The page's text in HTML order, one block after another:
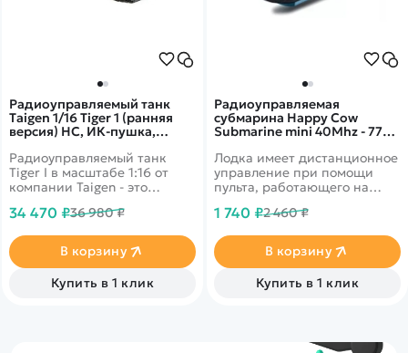
Радиоуправляемый танк
Taigen 1/16 Tiger 1 (ранняя
версия) HC, ИК-пушка,
TG3818-1C-BTR-IR3.0
Радиоуправляемый танк
Tiger I в масштабе 1:16 от
компании Taigen - это
модель, имеющая высокий
металлические компоненты.
Наиболее заметным
является шикарная ручная
роспись корпуса, что делает
34 470 ₽36 980 ₽
В корзину
Купить в 1 клик
Радиоуправляемая
субмарина Happy Cow
Submarine mini 40Mhz - 777-
Лодка имеет дистанционное
управление при помощи
пульта, работающего на
водонепроницаемый корпус,
всплывать на поверхность.
1 740 ₽2 460 ₽
В корзину
Купить в 1 клик